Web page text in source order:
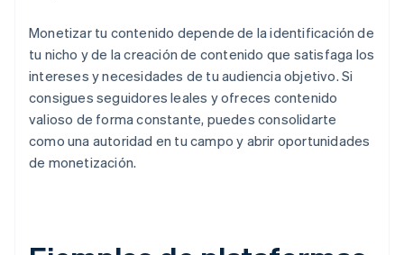
Monetizar tu contenido depende de la identificación de
tu nicho y de la creación de contenido que satisfaga los
intereses y necesidades de tu audiencia objetivo. Si
consigues seguidores leales y ofreces contenido
valioso de forma constante, puedes consolidarte
como una autoridad en tu campo y abrir oportunidades
de monetización.